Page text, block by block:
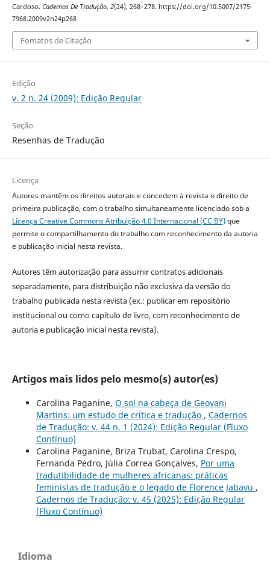
Cardoso. Cadernos De Tradução, 2(24), 268–278. https://doi.org/10.5007/2175-
7968.2009v2n24p268
Fomatos de Citação
Edição
v. 2 n. 24 (2009): Edição Regular
Seção
Resenhas de Tradução
Licença
Autores mantêm os direitos autorais e concedem à revista o direito de
primeira publicação, com o trabalho simultaneamente licenciado sob a
Licença Creative Commons Atribuição 4.0 Internacional (CC BY)que
permite o compartilhamento do trabalho com reconhecimento da autoria
e publicação inicial nesta revista.
Autores têm autorização para assumir contratos adicionais
separadamente, para distribuição não exclusiva da versão do
trabalho publicada nesta revista (ex.: publicar em repositório
institucional ou como capítulo de livro, com reconhecimento de
autoria e publicação inicial nesta revista).
Artigos mais lidos pelo mesmo(s) autor(es)
Carolina Paganine, O sol na cabeça de Geovani
Martins: um estudo de crítica e tradução , Cadernos
de Tradução: v. 44 n. 1 (2024): Edição Regular (Fluxo
Contínuo)
Carolina Paganine, Briza Trubat, Carolina Crespo,
Fernanda Pedro, Júlia Correa Gonçalves, Por uma
tradutibilidade de mulheres africanas: práticas
feministas de tradução e o legado de Florence Jabavu ,
Cadernos de Tradução: v. 45 (2025): Edição Regular
(Fluxo Contínuo)
Idioma